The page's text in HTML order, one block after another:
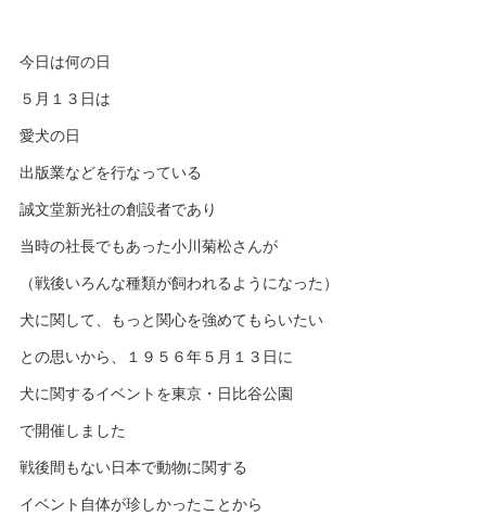
今日は何の日
５月１３日は
愛犬の日
出版業などを行なっている
誠文堂新光社の創設者であり
当時の社長でもあった小川菊松さんが
（戦後いろんな種類が飼われるようになった）
犬に関して、もっと関心を強めてもらいたい
との思いから、１９５６年５月１３日に
犬に関するイベントを東京・日比谷公園
で開催しました
戦後間もない日本で動物に関する
イベント自体が珍しかったことから